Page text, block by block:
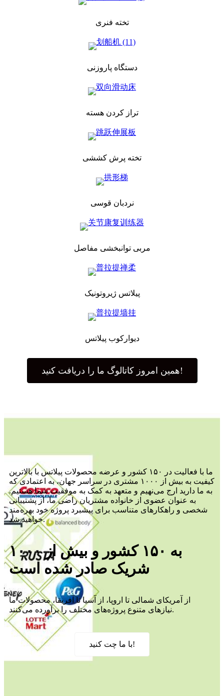
تخته فنری
دستگاه پاروزنی
تراز کردن هسته
تخته پرش کششی
نردبان قوسی
مربی توانبخشی مفاصل
پیلاتس ژیروتونیک
دیوارکوب پیلاتس
همین امروز کاتالوگ ما را دریافت کنید!
ما با فعالیت در ۱۵۰ کشور و عرضه محصولات پیلاتس با بالاترین
کیفیت به بیش از ۱۰۰۰ مشتری در سراسر جهان، به اعتمادی که
به ما دارید ارج می‌نهیم و متعهد به کمک به موفقیت شما هستیم.
به عنوان عضوی از خانواده مشتریان راضی ما، از پشتیبانی
شخصی و راهکارهای متناسب برای پیشبرد پروژه خود بهره‌مند
خواهید شد.
به ۱۵۰ کشور و بیش از ۱۰۰۰
شریک صادر شده است
از آمریکای شمالی تا اروپا، از آسیا تا آفریقا، محصولات ما
نیازهای متنوع پروژه‌های مختلف را برآورده می‌کنند.
با ما چت کنید!